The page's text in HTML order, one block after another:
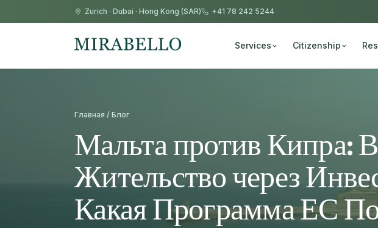
Zurich · Dubai · Hong Kong (SAR) +41 78 242 5244
Services Citizenship
Главная / Блог
Мальта против Кипра:
Жительство через
Какая Программа ЕС